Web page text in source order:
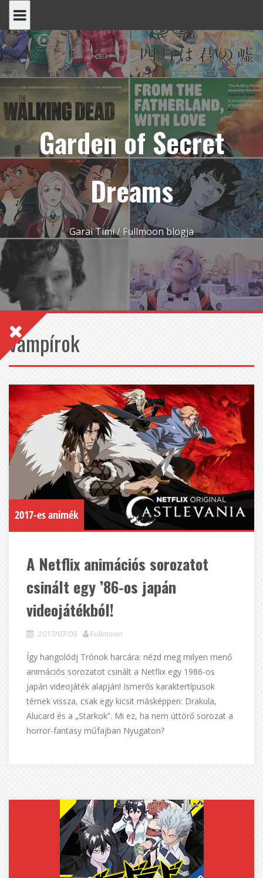
content
Garden of Secret
Dreams
Garai Timi / Fullmoon blogja
vámpírok
2017-es animék
A Netflix animációs sorozatot
csinált egy ’86-os japán
videojátékból!
2017/07/09 Fullmoon
Így hangolódj Trónok harcára: nézd meg milyen menő
animációs sorozatot csinált a Netflix egy 1986-os
japán videojáték alapján! Ismerős karaktertípusok
térnek vissza, csak egy kicsit másképpen: Drakula,
Alucard és a „Starkok”. Mi ez, ha nem úttörő sorozat a
horror-fantasy műfajban Nyugaton?